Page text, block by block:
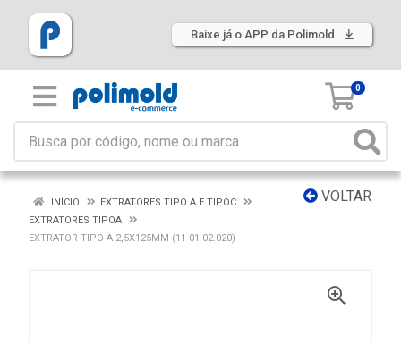
Baixe já o APP da Polimold
0
VOLTAR
INÍCIO
EXTRATORES TIPO A E TIPOC
EXTRATORES TIPOA
EXTRATOR TIPO A 2,5X125MM (11-01.02.020)